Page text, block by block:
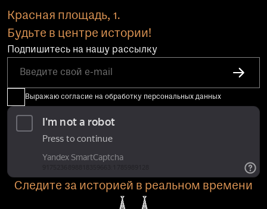
Красная площадь, 1.
Будьте в центре истории!
Подпишитесь на нашу рассылку
Выражаю согласие на обработку персональных данных
Следите за историей в реальном времени